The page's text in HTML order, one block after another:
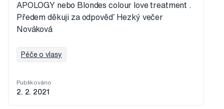
APOLOGY nebo Blondes colour love treatment .
Předem děkuji za odpověď Hezký večer
Nováková
Péče o vlasy
Publikováno
2. 2. 2021